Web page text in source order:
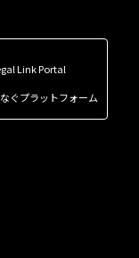
Link Portal
ぐプラットフォーム